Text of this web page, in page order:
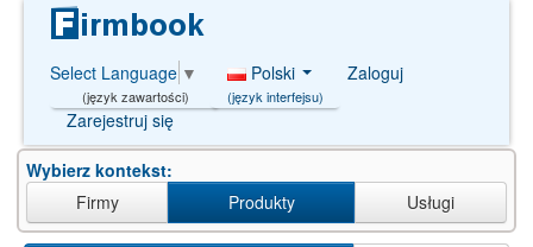
Select Language ▼
(język zawartości)
Polski
(język interfejsu)
Zaloguj
Zarejestruj się
Wybierz kontekst:
Firmy
Produkty Usługi